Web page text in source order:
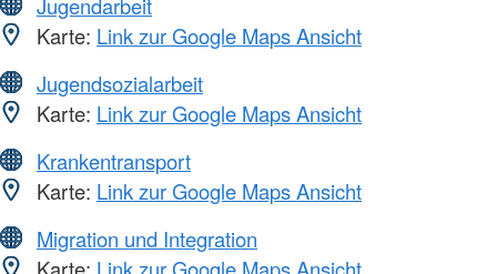
Karte: Link zur Google Maps Ansicht
Jugendsozialarbeit
Karte: Link zur Google Maps Ansicht
Krankentransport
Karte: Link zur Google Maps Ansicht
Migration und Integration
Karte: Link zur Google Maps Ansicht